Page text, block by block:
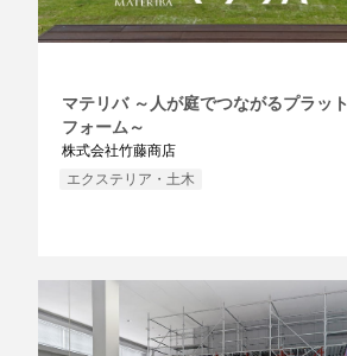
マテリバ ～人が庭でつながるプラット
フォーム～
株式会社竹藤商店
エクステリア・土木